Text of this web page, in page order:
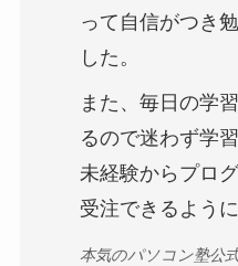
って自信がつき
した。
また、毎日の学
るので迷わず学
未経験からプロ
受注できるよう
本気のパソコン塾公